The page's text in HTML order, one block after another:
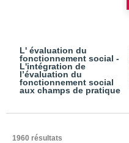
L' évaluation du
fonctionnement social -
L'intégration de
l’évaluation du
fonctionnement social
aux champs de pratique
1960 résultats